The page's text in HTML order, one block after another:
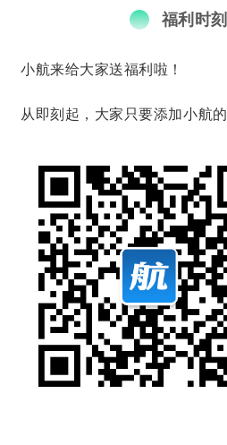
福利时刻
小航来给大家送福利啦！
从即刻起，大家只要添加小航的